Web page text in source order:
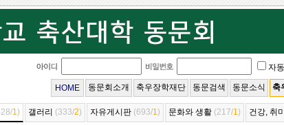
자
HOME 동문회소개 축우장학재단 동문검색 동문소식 축
1) 갤러리 (333/2) 자유게시판 (693/1) 문화와 생활 (217/1) 건강, 취미